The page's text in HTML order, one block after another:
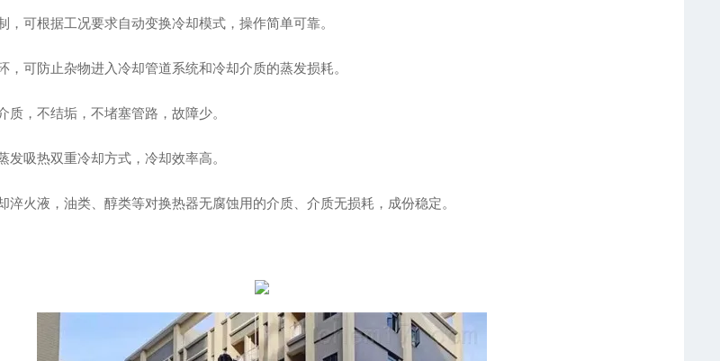
，可根据工况要求自动变换冷却模式，操作简单可靠。
，可防止杂物进入冷却管道系统和冷却介质的蒸发损耗。
质，不结垢，不堵塞管路，故障少。
发吸热双重冷却方式，冷却效率高。
淬火液，油类、醇类等对换热器无腐蚀用的介质、介质无损耗，成份稳定。